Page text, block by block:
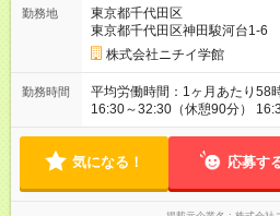
勤務地
東京都千代田区
東京都千代田区神田駿河台1-6
株式会社ニチイ学館
勤務時間
平均労働時間：1ヶ月あたり58
16:30～32:30（休憩90分）
32:30（休憩90分） 17:00～
日でのシフト制 平均労働時間：1ヶ月あたり58時間 ＜シフト例
90分） 17:00～32:30（休憩90
気になる！ 応募す